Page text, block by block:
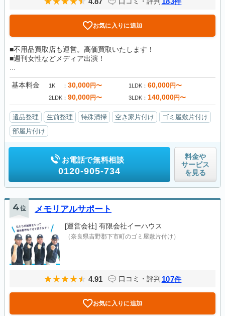
お気に入りに追加
■不用品買取店も運営。高価買取いたします！
■週刊女性などメディア出演！
基本料金 1K 30,000円〜 1LDK 60,000円〜
2LDK 90,000円〜 3LDK 140,000円〜
遺品整理 生前整理 特殊清掃 空き家片付け
ゴミ屋敷片付け
部屋片付け
お電話で無料相談
0120-905-734
料金や
サービス
を見る
4位 メモリアルサポート
[運営会社] 有限会社イーハウス
（奈良県吉野郡下市町のゴミ屋敷片付け）
4.91 口コミ・評判 107件
お気に入りに追加